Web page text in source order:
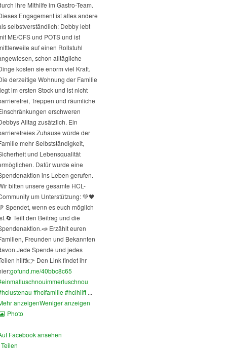
ihre Mithilfe im Gastro-Team.
Engagement ist alles andere
selbstverständlich: Debby lebt
ME/CFS und POTS und ist
auf einen Rollstuhl
schon alltägliche
kosten sie enorm viel Kraft.
derzeitige Wohnung der Familie
im ersten Stock und ist nicht
Treppen und räumliche
erschweren
Alltag zusätzlich. Ein
Zuhause würde der
mehr Selbstständigkeit,
und Lebensqualität
Dafür wurde eine
ins Leben gerufen.
bitten unsere gesamte HCL-
um Unterstützung: 💚🖤
Spendet, wenn es euch möglich
🔄 Teilt den Beitrag und die
📣 Erzählt euren
Freunden und Bekannten
Jede Spende und jedes
hilft!👉 Den Link findet ihr
gofund.me/40bbc8c65
#hclfamilie#hclhilft ...
anzeigenWeniger anzeigen
Photo
Facebook ansehen
Teilen